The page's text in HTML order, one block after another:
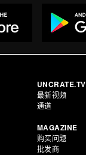
UNCRATE.TV
最新视频
通道
MAGAZINE
购买问题
批发商